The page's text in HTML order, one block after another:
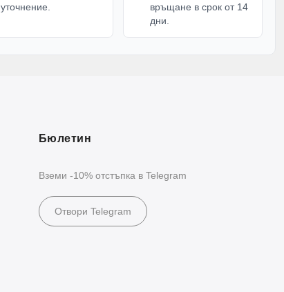
уточнение.
връщане в срок от 14
дни.
Бюлетин
Вземи -10% отстъпка в Telegram
Отвори Telegram